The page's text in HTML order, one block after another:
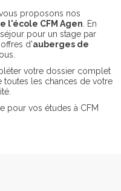
proposons nos
l'école CFM Agen . En
pour un stage par
d'auberges de
votre dossier complet
toutes les chances de votre
pour vos études à CFM